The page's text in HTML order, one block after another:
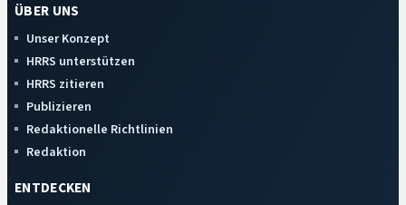
ÜBER UNS
Unser Konzept
HRRS unterstützen
HRRS zitieren
Publizieren
Redaktionelle Richtlinien
Redaktion
ENTDECKEN